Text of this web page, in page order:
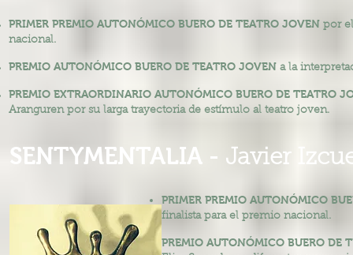
PRIMER PREMIO AUTONÓMICO BUERO DE TEATRO JOVEN por
nacional.
PREMIO AUTONÓMICO BUERO DE TEATRO JOVEN a la
PREMIO EXTRAORDINARIO AUTONÓMICO BUERO DE TEATRO
Aranguren por su larga trayectoria de estímulo al teatro joven.
SENTYMENTALIA - Javier
PRIMER PREMIO AUTONÓMICO
finalista para el premio nacional.
PREMIO AUTONÓMICO BUERO DE